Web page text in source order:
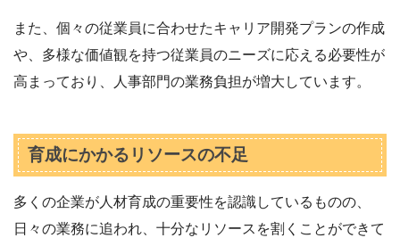
また、個々の従業員に合わせたキャリア開発プランの作成
や、多様な価値観を持つ従業員のニーズに応える必要性が
高まっており、人事部門の業務負担が増大しています。
育成にかかるリソースの不足
多くの企業が人材育成の重要性を認識しているものの、
日々の業務に追われ、十分なリソースを割くことができて